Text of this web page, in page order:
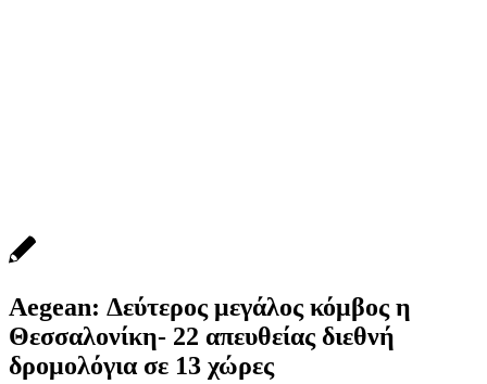
Aegean: Δεύτερος μεγάλος κόμβος η
Θεσσαλονίκη- 22 απευθείας διεθνή
δρομολόγια σε 13 χώρες